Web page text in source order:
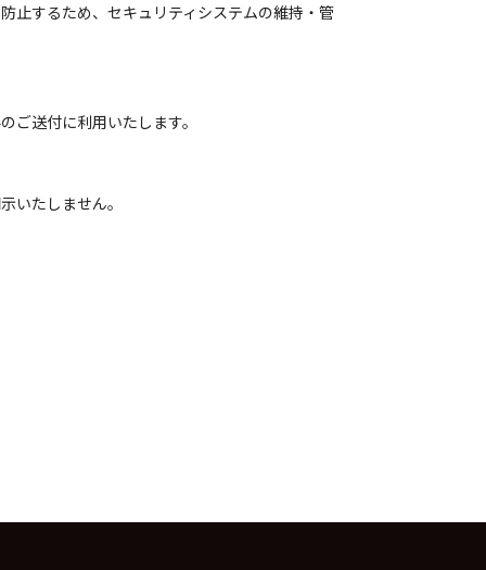
止するため、セキュリティシステムの維持・管
ご送付に利用いたします。
いたしません。